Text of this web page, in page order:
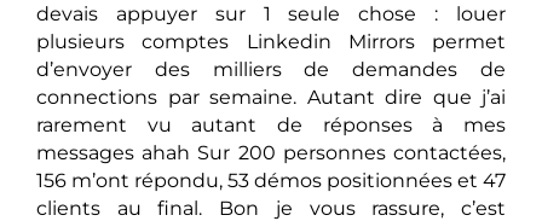
devais appuyer sur 1 seule chose : louer
plusieurs comptes Linkedin Mirrors permet
d’envoyer des milliers de demandes de
connections par semaine. Autant dire que j’ai
rarement vu autant de réponses à mes
messages ahah Sur 200 personnes contactées,
156 m’ont répondu, 53 démos positionnées et 47
clients au final. Bon je vous rassure, c’est